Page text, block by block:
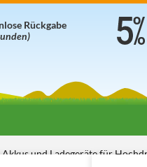
Rückgabe
Akkus und Ladegeräte für